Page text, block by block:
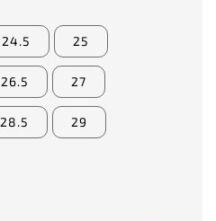
24.5 25
26.5 27
28.5 29